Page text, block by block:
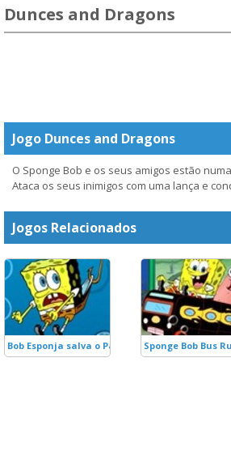
Dunces and Dragons
Jogo Dunces and Dragons
O Sponge Bob e os seus amigos estão
Ataca os seus inimigos com uma lança e
Jogos Relacionados
Bob Esponja salva o Patrick Sponge Bob Bus